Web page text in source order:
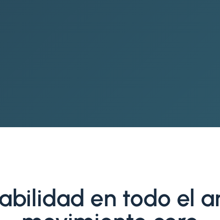
en todo el